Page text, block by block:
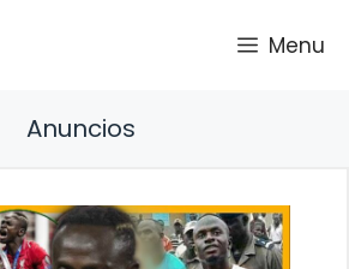
Menu
Anuncios